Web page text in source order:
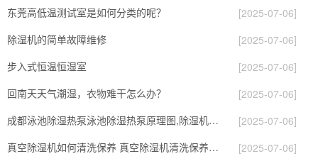
东莞高低温测试室是如何分类的呢？
[2025-07-06]
除湿机的简单故障维修
[2025-07-06]
步入式恒温恒湿室
[2025-07-06]
回南天天气潮湿，衣物难干怎么办？
[2025-07-06]
成都泳池除湿热泵泳池除湿热泵原理图,除湿机厂家
[2025-07-06]
真空除湿机如何清洗保养 真空除湿机清洗保养方法介绍【详解】
[2025-07-06]